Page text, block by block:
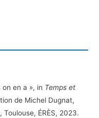
en a », in Temps et
de Michel Dugnat,
ÉRÈS, 2023.